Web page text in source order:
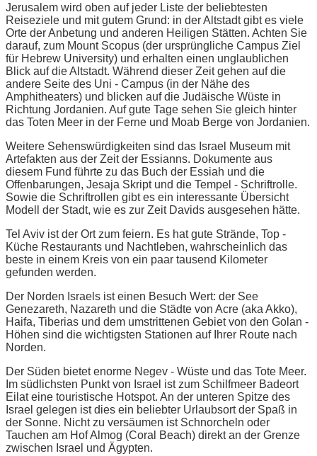
Jerusalem wird oben auf jeder Liste der beliebtesten
Reiseziele und mit gutem Grund: in der Altstadt gibt es viele
Orte der Anbetung und anderen Heiligen Stätten. Achten Sie
darauf, zum Mount Scopus (der ursprüngliche Campus Ziel
für Hebrew University) und erhalten einen unglaublichen
Blick auf die Altstadt. Während dieser Zeit gehen auf die
andere Seite des Uni - Campus (in der Nähe des
Amphitheaters) und blicken auf die Judäische Wüste in
Richtung Jordanien. Auf gute Tage sehen Sie gleich hinter
das Toten Meer in der Ferne und Moab Berge von Jordanien.
Weitere Sehenswürdigkeiten sind das Israel Museum mit
Artefakten aus der Zeit der Essianns. Dokumente aus
diesem Fund führte zu das Buch der Essiah und die
Offenbarungen, Jesaja Skript und die Tempel - Schriftrolle.
Sowie die Schriftrollen gibt es ein interessante Übersicht
Modell der Stadt, wie es zur Zeit Davids ausgesehen hätte.
Tel Aviv ist der Ort zum feiern. Es hat gute Strände, Top -
Küche Restaurants und Nachtleben, wahrscheinlich das
beste in einem Kreis von ein paar tausend Kilometer
gefunden werden.
Der Norden Israels ist einen Besuch Wert: der See
Genezareth, Nazareth und die Städte von Acre (aka Akko),
Haifa, Tiberias und dem umstrittenen Gebiet von den Golan -
Höhen sind die wichtigsten Stationen auf Ihrer Route nach
Norden.
Der Süden bietet enorme Negev - Wüste und das Tote Meer.
Im südlichsten Punkt von Israel ist zum Schilfmeer Badeort
Eilat eine touristische Hotspot. An der unteren Spitze des
Israel gelegen ist dies ein beliebter Urlaubsort der Spaß in
der Sonne. Nicht zu versäumen ist Schnorcheln oder
Tauchen am Hof Almog (Coral Beach) direkt an der Grenze
zwischen Israel und Ägypten.